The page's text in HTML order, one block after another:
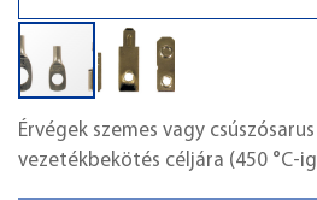
Érvégek szemes vagy
vezetékbekötés céljára (450 °C-